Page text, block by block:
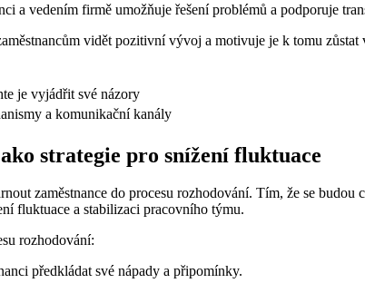
a vedením firmě umožňuje řešení problémů a podporuje
vidět pozitivní vývoj a motivuje je k tomu zůstat
je vyjádřit své názory
a komunikační kanály
strategie pro snížení fluktuace
zaměstnance do procesu rozhodování. Tím, že se
fluktuace a stabilizaci pracovního týmu.
rozhodování:
předkládat své nápady a připomínky.